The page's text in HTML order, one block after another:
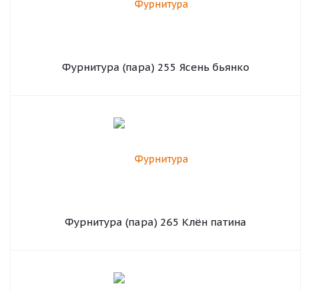
Фурнитура (пара) 255 Ясень бьянко
Фурнитура (пара) 265 Клён патина